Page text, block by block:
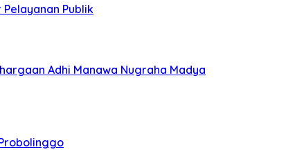
Publik
Adhi Manawa Nugraha Madya